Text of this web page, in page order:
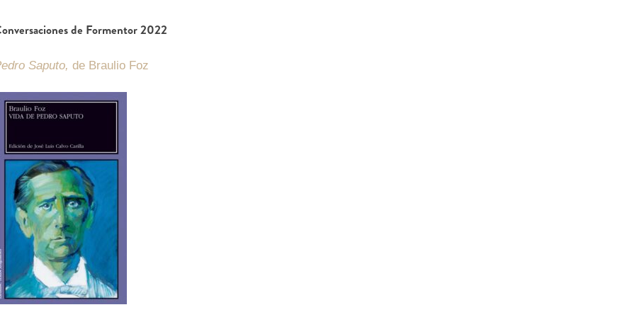
de Formentor 2022
Saputo, de Braulio Foz